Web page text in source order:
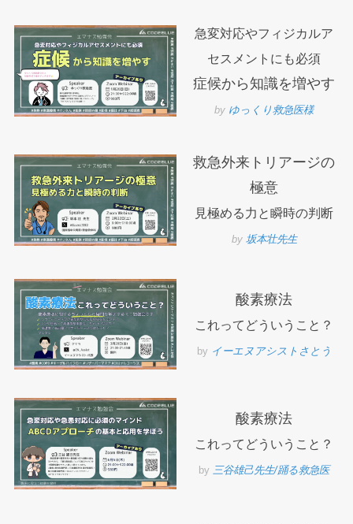
急変対応やフィジカルア
セスメントにも必須
症候から知識を増やす
by ゆっくり救急医様
救急外来トリアージの
極意
見極める力と瞬時の判断
by 坂本壮先生
酸素療法
これってどういうこと？
by イーエヌアシストさとう
酸素療法
これってどういうこと？
by三谷雄己先生/踊る救急医